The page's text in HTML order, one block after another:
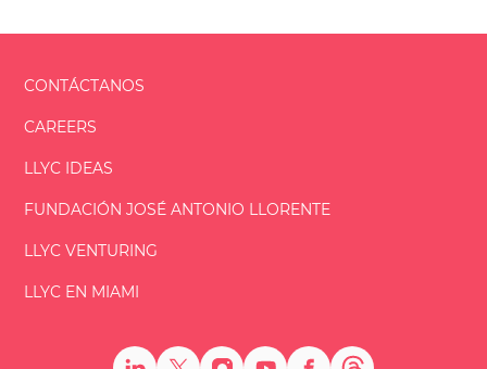
CONTÁCTANOS
CAREERS
LLYC IDEAS
FUNDACIÓNJOSÉ ANTONIO LLORENTE
LLYC VENTURING
LLYC EN MIAMI